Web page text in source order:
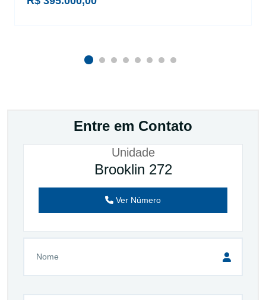
Entre em Contato
Unidade
Brooklin 272
Ver Número